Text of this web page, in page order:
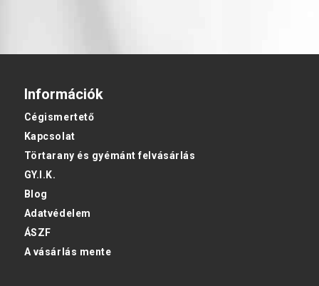
Információk
Cégismertető
Kapcsolat
Törtarany és gyémánt felvásárlás
GY.I.K.
Blog
Adatvédelem
ÁSZF
A vásárlás mente